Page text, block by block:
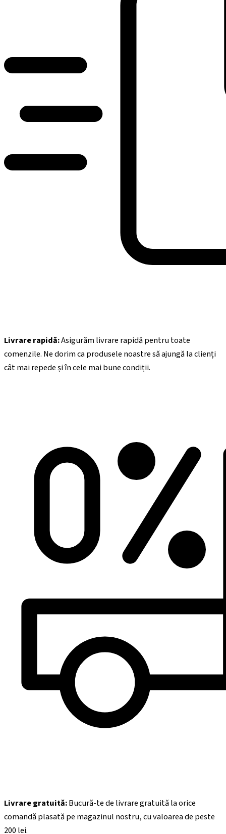
Livrare rapidă:Asigurăm livrare rapidă pentru toate
comenzile. Ne dorim ca produsele noastre să ajungă la clienți
cât mai repede și în cele mai bune condiții.
Livrare gratuită:Bucură-te de livrare gratuită la orice
comandă plasată pe magazinul nostru, cu valoarea de peste
200 lei.